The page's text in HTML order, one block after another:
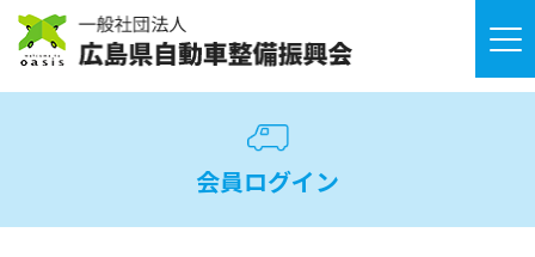
会員ログイン